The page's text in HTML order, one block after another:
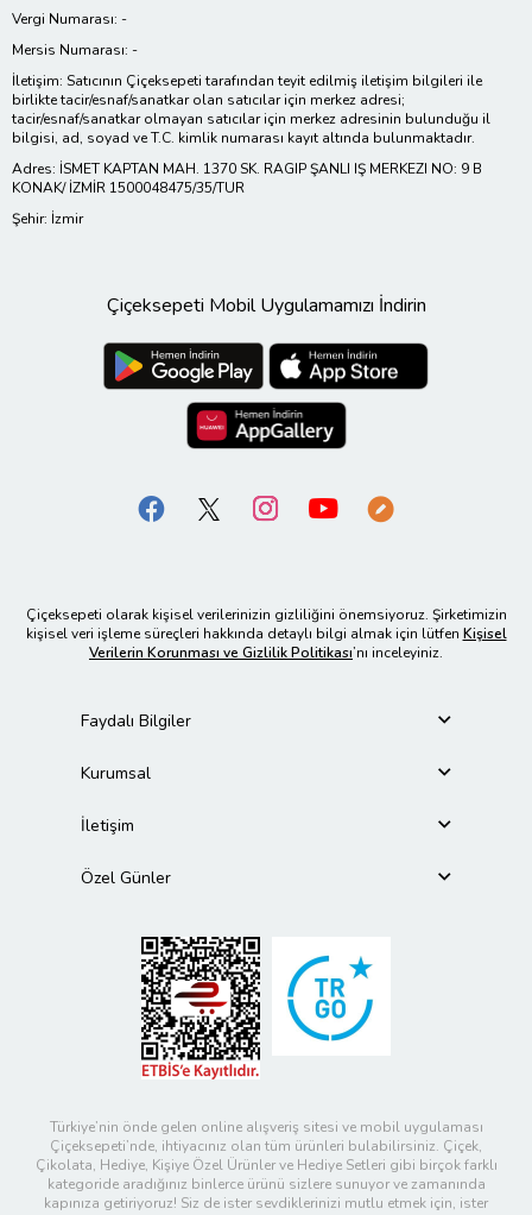
Vergi Numarası: -
Mersis Numarası: -
İletişim: Satıcının Çiçeksepeti tarafından teyit edilmiş iletişim bilgileri ile
birlikte tacir/esnaf/sanatkar olan satıcılar için merkez adresi;
tacir/esnaf/sanatkar olmayan satıcılar için merkez adresinin bulunduğu il
bilgisi, ad, soyad ve T.C. kimlik numarası kayıt altında bulunmaktadır.
Adres: İSMET KAPTAN MAH. 1370 SK. RAGIP ŞANLI IŞ MERKEZI NO: 9 B
KONAK/ İZMİR 1500048475/35/TUR
Şehir: İzmir
Çiçeksepeti Mobil Uygulamamızı İndirin
Çiçeksepeti olarak kişisel verilerinizin gizliliğini önemsiyoruz. Şirketimizin
kişisel veri işleme süreçleri hakkında detaylı bilgi almak için lütfen Kişisel
Verilerin Korunması ve Gizlilik Politikası’nı inceleyiniz.
Faydalı Bilgiler
Kurumsal
İletişim
Özel Günler
Türkiye’nin önde gelen online alışveriş sitesi ve mobil uygulaması
Çiçeksepeti’nde, ihtiyacınız olan tüm ürünleri bulabilirsiniz. Çiçek,
Çikolata, Hediye, Kişiye Özel Ürünler ve Hediye Setleri gibi birçok farklı
kategoride aradığınız binlerce ürünü sizlere sunuyor ve zamanında
kapınıza getiriyoruz! Siz de ister sevdiklerinizi mutlu etmek için, ister